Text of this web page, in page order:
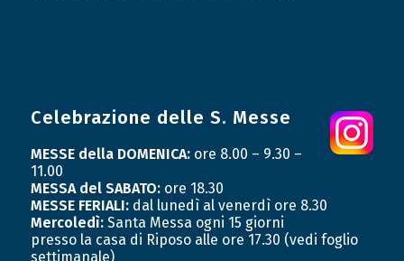
Celebrazione delle S. Messe
MESSE della DOMENICA: ore 8.00 – 9.30 –
11.00
MESSA del SABATO: ore 18.30
MESSE FERIALI: dal lunedì al venerdì ore 8.30
Mercoledì:Santa Messa ogni 15 giorni
presso la casa di Riposo alle ore 17.30 (vedi foglio
settimanale)